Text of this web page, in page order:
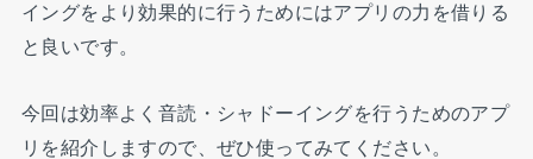
イングをより効果的に行うためにはアプリの力を借りる
と良いです。
今回は効率よく音読・シャドーイングを行うためのアプ
リを紹介しますので、ぜひ使ってみてください。